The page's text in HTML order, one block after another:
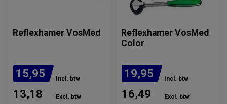
Reflexhamer VosMed
15,95 Incl. btw
13,18 Excl. btw
Reflexhamer VosMed
Color
19,95 Incl. btw
16,49 Excl. btw